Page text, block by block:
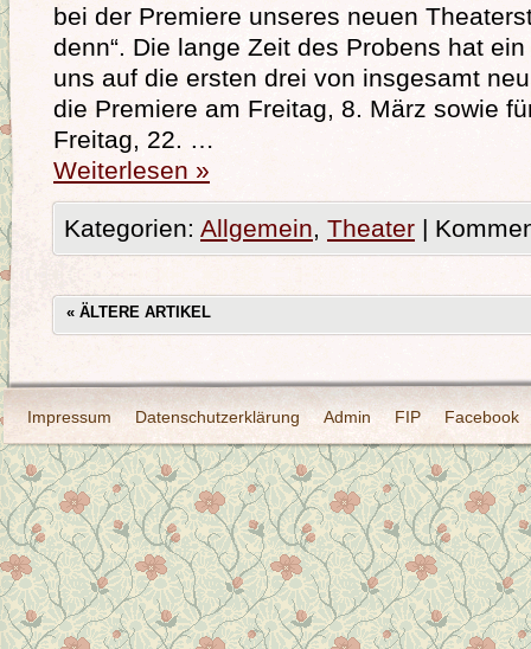
bei der Premiere unseres neuen
denn“. Die lange Zeit des Probens hat
uns auf die ersten drei von insgesamt
die Premiere am Freitag, 8. März sowie
Freitag, 22. …
Weiterlesen »
Kategorien: Allgemein, Theater |
« ÄLTERE ARTIKEL
Impressum Datenschutzerklärung Admin FIP Facebook